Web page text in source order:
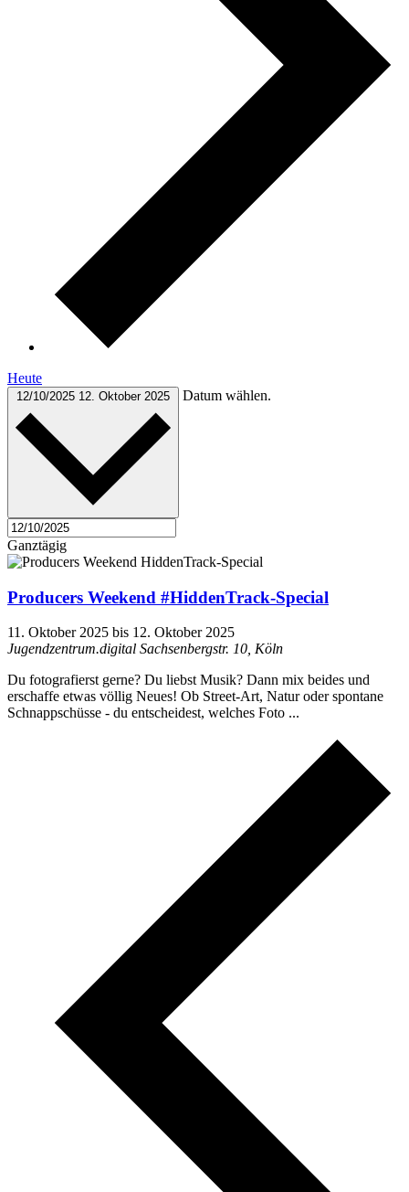
Heute
12/10/2025 12. Oktober 2025 Datum wählen.
Ganztägig
Producers Weekend #HiddenTrack-Special
11. Oktober 2025 bis 12. Oktober 2025
Jugendzentrum.digital Sachsenbergstr. 10, Köln
Du fotografierst gerne? Du liebst Musik? Dann mix beides und
erschaffe etwas völlig Neues! Ob Street-Art, Natur oder spontane
Schnappschüsse - du entscheidest, welches Foto ...